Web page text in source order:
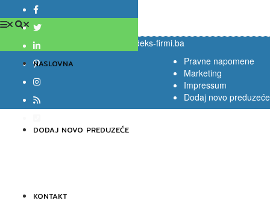
NASLOVNA
DODAJ NOVO PREDUZEĆE
KONTAKT
© Copyright -
by indeks-firmi.ba
Pravne napomene
Marketing
Impressum
Dodaj novo preduzeće